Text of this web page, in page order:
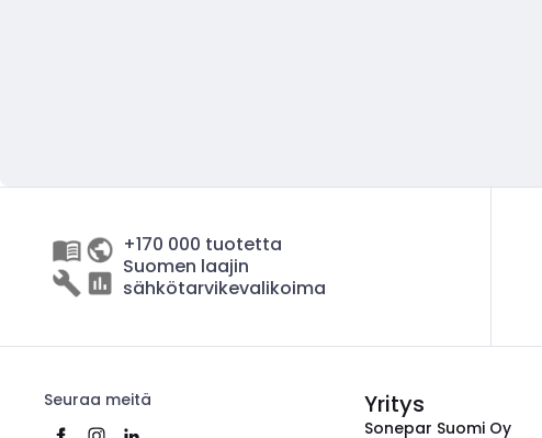
+170 000 tuotetta
Suomen laajin
sähkötarvikevalikoima
Seuraa meitä Yritys
Sonepar Suomi Oy